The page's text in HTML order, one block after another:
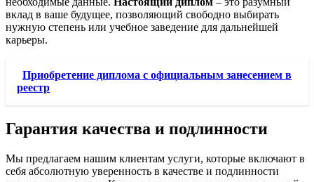
вклад в ваше будущее, позволяющий свободно выбирать
нужную степень или учебное заведение для дальнейшей
карьеры.
Приобретение диплома с официальным занесением в
реестр
Гарантия качества и подлинности
Мы предлагаем нашим клиентам услуги, которые включают в
себя абсолютную уверенность в качестве и подлинности